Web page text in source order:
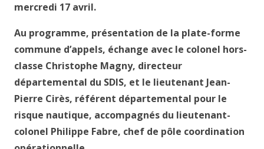
mercredi 17 avril.
Au programme, présentation de la plate-forme
commune d’appels, échange avec le colonel hors-
classe Christophe Magny, directeur
départemental du SDIS, et le lieutenant Jean-
Pierre Cirès, référent départemental pour le
risque nautique, accompagnés du lieutenant-
colonel Philippe Fabre, chef de pôle coordination